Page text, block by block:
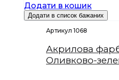
Додати в кошик
Додати в список бажаних
Артикул 1068
Акрилова
Оливково-